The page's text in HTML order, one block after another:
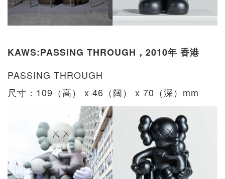
KAWS:PASSING THROUGH，2010年 香港
PASSING THROUGH
尺寸：109（高） x 46（阔） x 70（深）mm